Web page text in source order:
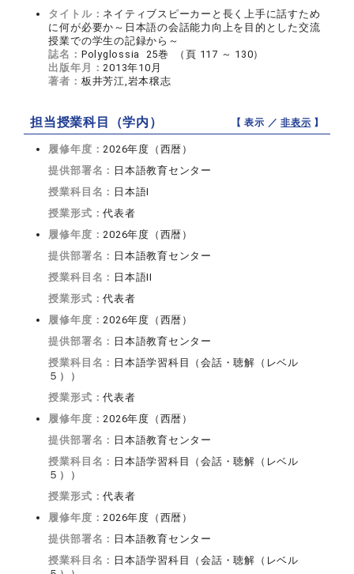
タイトル： ネイティブスピーカーと長く上手に話すため
に何が必要か～日本語の会話能力向上を目的とした交流
授業での学生の記録から～
誌名： Polyglossia 25巻 （頁 117 ～ 130）
出版年月：2013年10月
著者： 板井芳江,岩本穣志
担当授業科目（学内） 【 表示 ／非表示 】
履修年度：2026年度（西暦）
提供部署名： 日本語教育センター
授業科目名： 日本語I
授業形式：代表者
履修年度：2026年度（西暦）
提供部署名： 日本語教育センター
授業科目名： 日本語II
授業形式：代表者
履修年度：2026年度（西暦）
提供部署名： 日本語教育センター
授業科目名： 日本語学習科目（会話・聴解（レベル
５））
授業形式：代表者
履修年度：2026年度（西暦）
提供部署名： 日本語教育センター
授業科目名： 日本語学習科目（会話・聴解（レベル
５））
授業形式：代表者
履修年度：2026年度（西暦）
提供部署名： 日本語教育センター
授業科目名： 日本語学習科目（会話・聴解（レベル